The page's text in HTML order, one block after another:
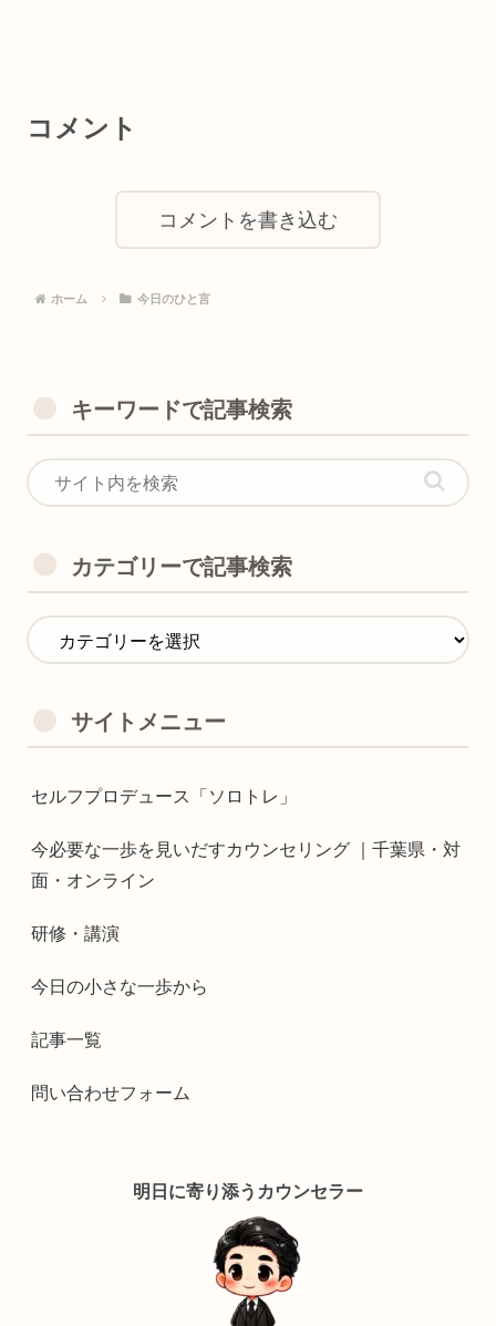
コメント
コメントを書き込む
ホーム 今日のひと言
キーワードで記事検索
カテゴリーで記事検索
サイトメニュー
セルフプロデュース「ソロトレ」
今必要な一歩を見いだすカウンセリング ｜千葉県・対
面・オンライン
研修・講演
今日の小さな一歩から
記事一覧
問い合わせフォーム
明日に寄り添うカウンセラー